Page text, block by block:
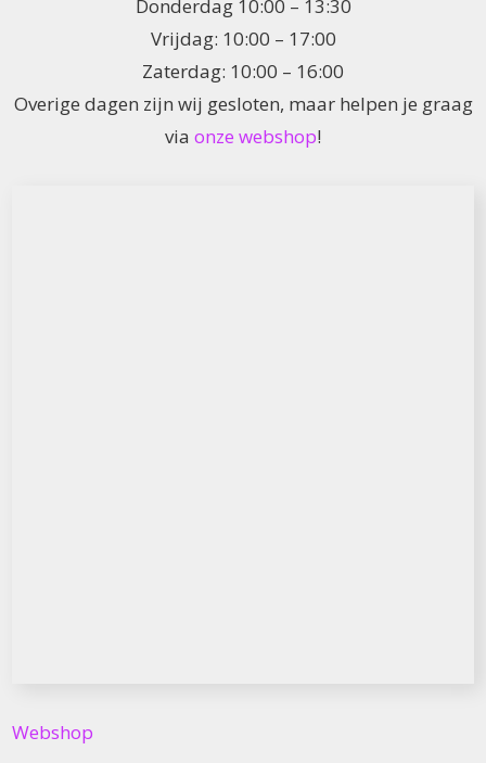
Donderdag 10:00 – 13:30
Vrijdag: 10:00 – 17:00
Zaterdag: 10:00 – 16:00
Overige dagen zijn wij gesloten, maar helpen je graag
via onze webshop!
Webshop